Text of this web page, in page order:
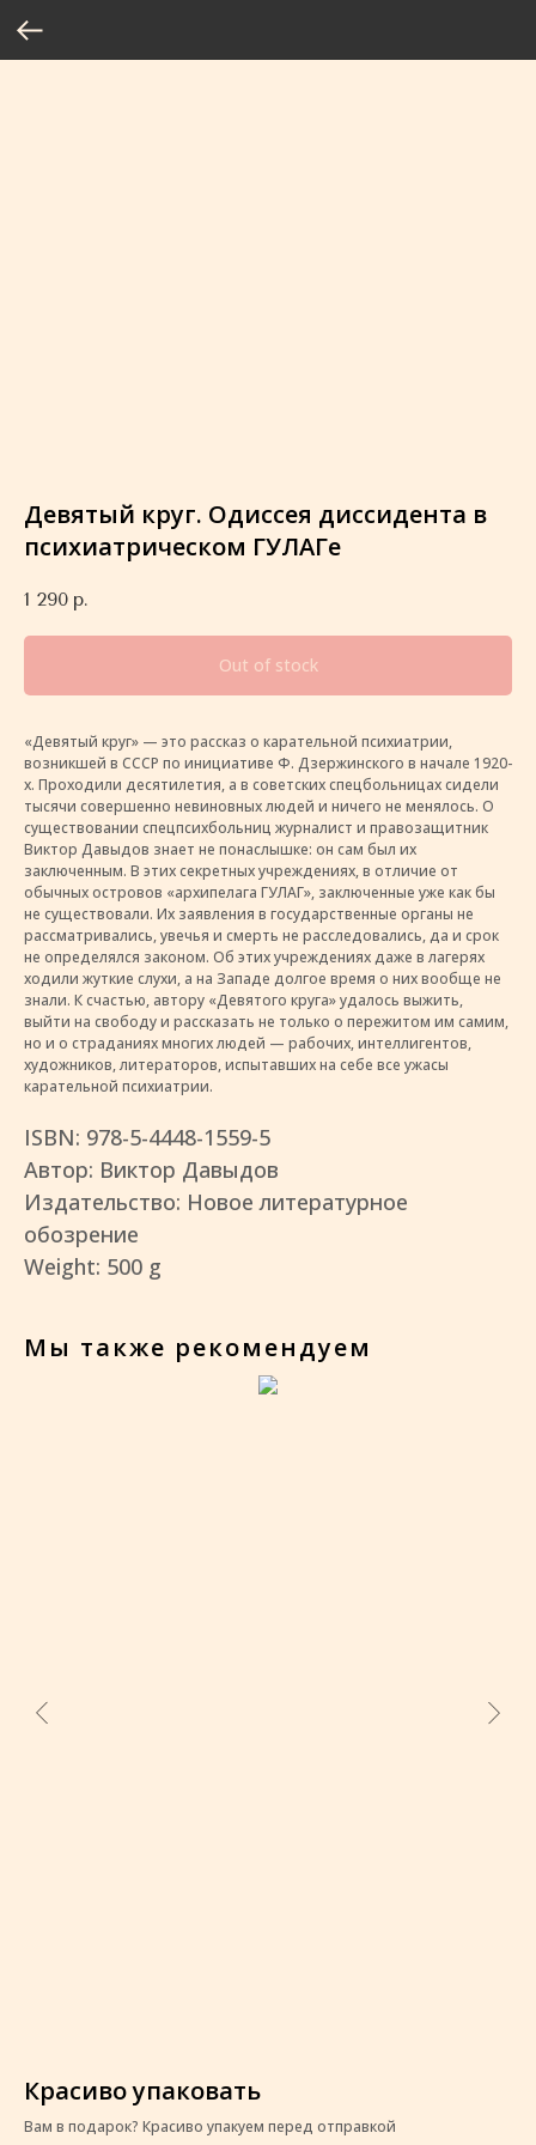
Девятый круг. Одиссея диссидента в
психиатрическом ГУЛАГе
1 290 р.
Out of stock
«Девятый круг» — это рассказ о карательной психиатрии,
возникшей в СССР по инициативе Ф. Дзержинского в начале 1920-
х. Проходили десятилетия, а в советских спецбольницах сидели
тысячи совершенно невиновных людей и ничего не менялось. О
существовании спецпсихбольниц журналист и правозащитник
Виктор Давыдов знает не понаслышке: он сам был их
заключенным. В этих секретных учреждениях, в отличие от
обычных островов «архипелага ГУЛАГ», заключенные уже как бы
не существовали. Их заявления в государственные органы не
рассматривались, увечья и смерть не расследовались, да и срок
не определялся законом. Об этих учреждениях даже в лагерях
ходили жуткие слухи, а на Западе долгое время о них вообще не
знали. К счастью, автору «Девятого круга» удалось выжить,
выйти на свободу и рассказать не только о пережитом им самим,
но и о страданиях многих людей — рабочих, интеллигентов,
художников, литераторов, испытавших на себе все ужасы
карательной психиатрии.
ISBN: 978-5-4448-1559-5
Автор: Виктор Давыдов
Издательство: Новое литературное
обозрение
Weight: 500 g
Мы также рекомендуем
Красиво упаковать
Вам в подарок? Красиво упакуем перед отправкой